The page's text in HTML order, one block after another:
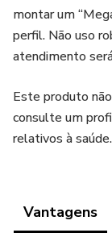
montar um
perfil. Não uso
atendimento
Este produto
consulte um
relativos à saúde.
Vantagens